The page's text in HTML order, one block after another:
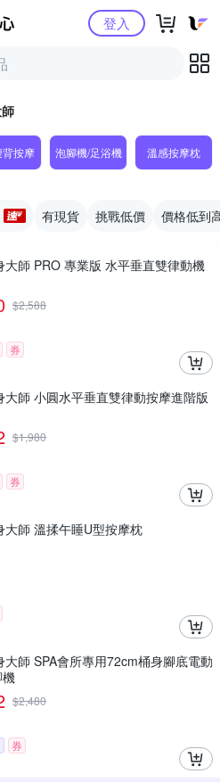
Yahoo購物中心登入
背按摩 泡腳機/足浴機 溫感按摩枕
有現貨 挑戰低價 價格低到
大師 PRO 專業版 ⽔平垂直雙律動機
$2,588
券
大師 ⼩圓⽔平垂直雙律動按摩進階版
$1,980
券
大師 溫揉午睡U型按摩枕
大師 SPA會所專用72cm桶身腳底電動
$2,480
券